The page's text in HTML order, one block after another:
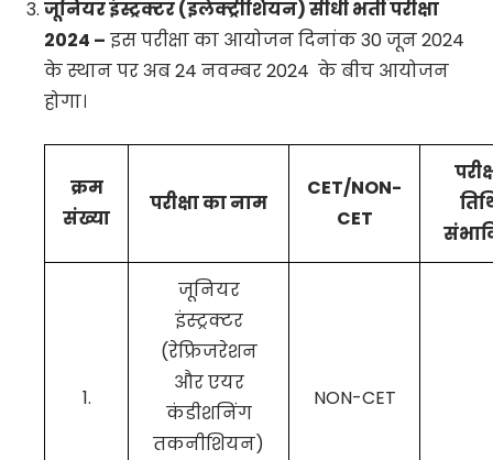
जूनियर इंस्ट्रक्टर (इलेक्ट्रीशियन) सीधी भर्ती परीक्षा
2024 – इस परीक्षा का आयोजन दिनांक 30 जून 2024
के स्थान पर अब 24 नवम्बर 2024 के बीच आयोजन
होगा।
क्रम
संख्या
परीक्षा का नाम
CET/NON-
CET
1.
जूनियर
इंस्ट्रक्टर
(रेफ्रिजरेशन
और एयर
कंडीशनिंग
तकनीशियन)
NON-CET